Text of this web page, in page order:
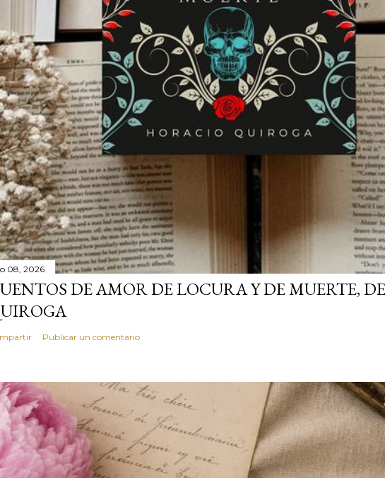
08, 2026
DE AMOR DE LOCURA Y DE MUERTE,
Publicar un comentario